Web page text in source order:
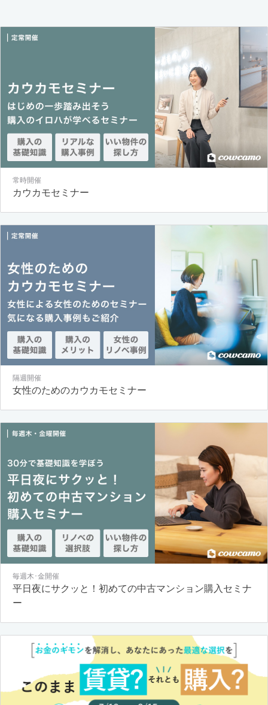
常時開催
カウカモセミナー
隔週開催
女性のためのカウカモセミナー
毎週木･金開催
平日夜にサクッと！初めての中古マンション購入セミナ
ー